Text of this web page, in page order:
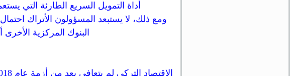
أداة التمويل السريع الطارئة التي
ومع ذلك، لا يستبعد المسؤولون الأتراك
البنوك المركزية